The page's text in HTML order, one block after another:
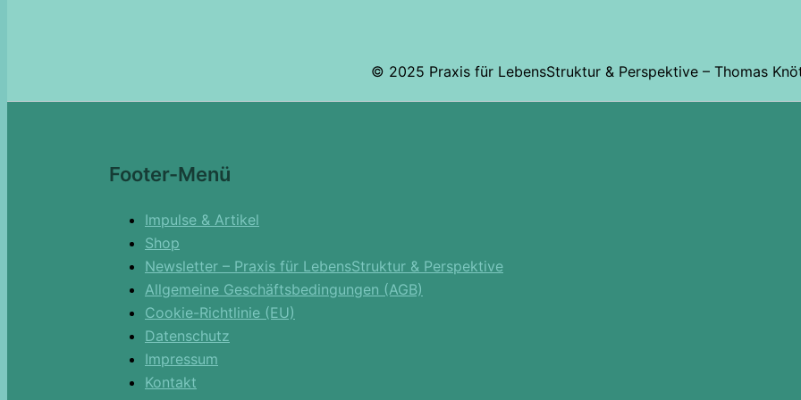
© 2025 Praxis für LebensStruktur & Perspektive – Thomas
Footer-Menü
Impulse & Artikel
Shop
Newsletter – Praxis für LebensStruktur & Perspektive
Allgemeine Geschäftsbedingungen (AGB)
Cookie-Richtlinie (EU)
Datenschutz
Impressum
Kontakt